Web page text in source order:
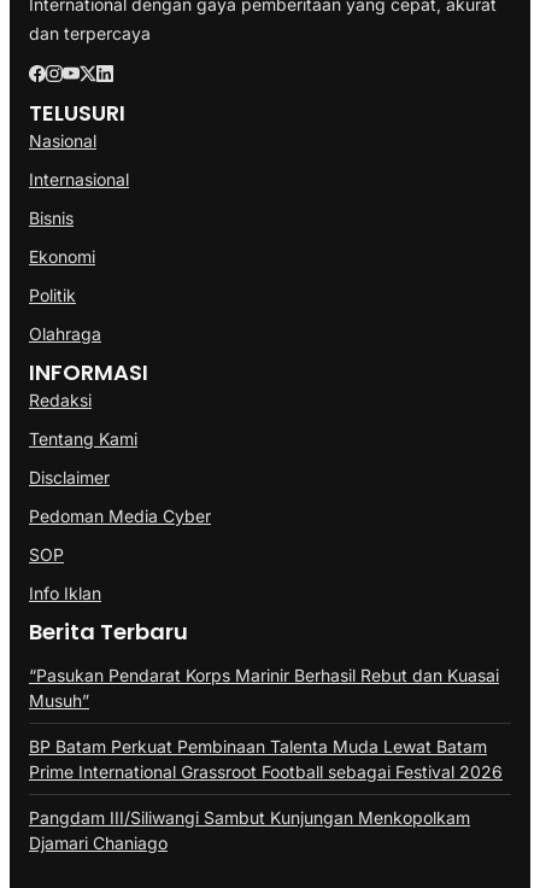
International dengan gaya pemberitaan yang cepat, akurat
dan terpercaya
TELUSURI
Nasional
Internasional
Bisnis
Ekonomi
Politik
Olahraga
INFORMASI
Redaksi
Tentang Kami
Disclaimer
Pedoman Media Cyber
SOP
Info Iklan
Berita Terbaru
“Pasukan Pendarat Korps Marinir Berhasil Rebut dan Kuasai
Musuh”
BP Batam Perkuat Pembinaan Talenta Muda Lewat Batam
Prime International Grassroot Football sebagai Festival 2026
Pangdam III/Siliwangi Sambut Kunjungan Menkopolkam
Djamari Chaniago